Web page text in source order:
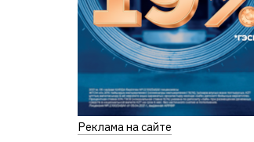
Реклама на сайте